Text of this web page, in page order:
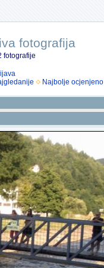
fotografija
fotografije
Najbolje ocjenjeno